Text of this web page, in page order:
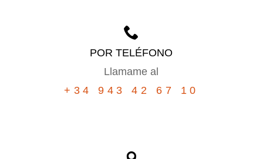
POR TELÉFONO
Llamame al
+34 943 42 67 10